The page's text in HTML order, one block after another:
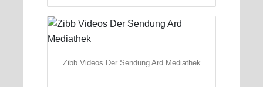
Zibb Videos Der Sendung Ard Mediathek